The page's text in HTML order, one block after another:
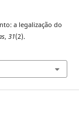
a legalização do
, 31(2).